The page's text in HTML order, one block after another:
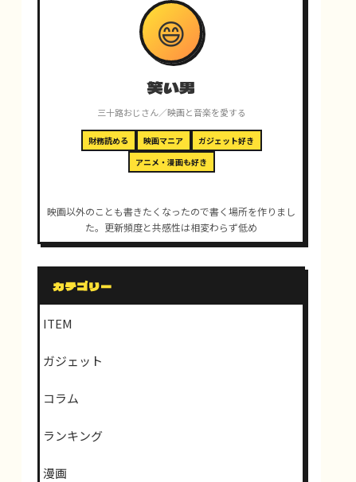
😄
笑い男
三十路おじさん／映画と音楽を愛する
財務読める 映画マニア
ガジェット好き
アニメ・漫画も好き
映画以外のことも書きたくなったので書く場所を作りまし
た。更新頻度と共感性は相変わらず低め
カテゴリー
ITEM
ガジェット
コラム
ランキング
漫画